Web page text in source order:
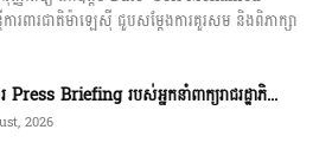
រពារជាតិម៉ាឡេស៊ី ជួបសម្តែងការគួរសម និងពិភាក្សា
Press Briefing របស់អ្នកនាំពាក្យរាជរដ្ឋាភិ...
2026